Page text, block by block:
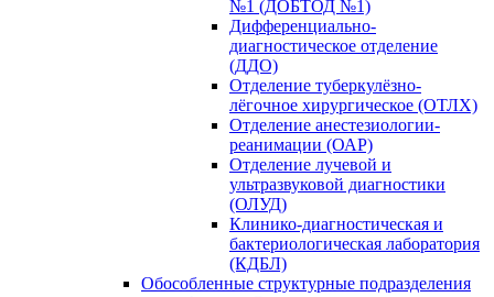
№1 (ДОБТОД №1)
Дифференциально-
диагностическое отделение
(ДДО)
Отделение туберкулёзно-
лёгочное хирургическое (ОТЛХ)
Отделение анестезиологии-
реанимации (ОАР)
Отделение лучевой и
ультразвуковой диагностики
(ОЛУД)
Клинико-диагностическая и
бактериологическая лаборатория
(КДБЛ)
Обособленные структурные подразделения